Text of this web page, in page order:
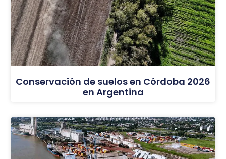
Conservación de suelos en Córdoba 2026
en Argentina